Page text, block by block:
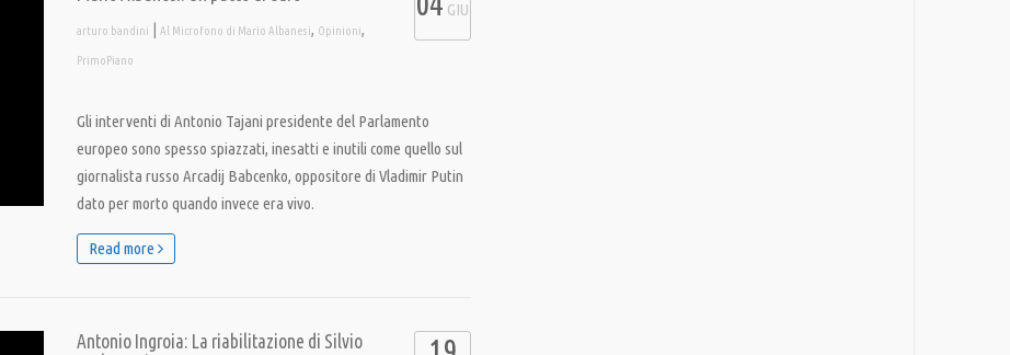
arturo bandini | Al Microfono di Mario Albanesi, Opinioni,
PrimoPiano
GIU
Gli interventi di Antonio Tajani presidente del Parlamento
europeo sono spesso spiazzati, inesatti e inutili come quello sul
giornalista russo Arcadij Babcenko, oppositore di Vladimir Putin
dato per morto quando invece era vivo.
Read more
Antonio Ingroia: La riabilitazione di Silvio